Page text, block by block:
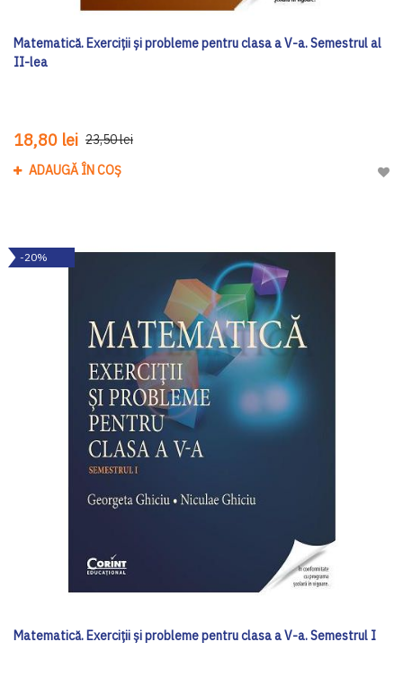
Matematică. Exerciţii şi probleme pentru clasa a V-a. Semestrul al
II-lea
18,80 lei 23,50 lei
ADAUGĂ ÎN COȘ
-20%
Matematică. Exerciţii şi probleme pentru clasa a V-a. Semestrul I